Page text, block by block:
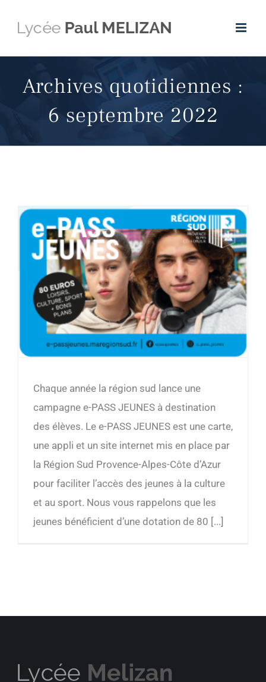
Archives quotidiennes :
6 septembre 2022
Chaque année la région sud lance une
campagne e-PASS JEUNES à destination
des élèves. Le e-PASS JEUNES est une carte,
une appli et un site internet mis en place par
la Région Sud Provence-Alpes-Côte d’Azur
pour faciliter l’accès des jeunes à la culture
et au sport. Nous vous rappelons que les
jeunes bénéficient d’une dotation de 80 [...]